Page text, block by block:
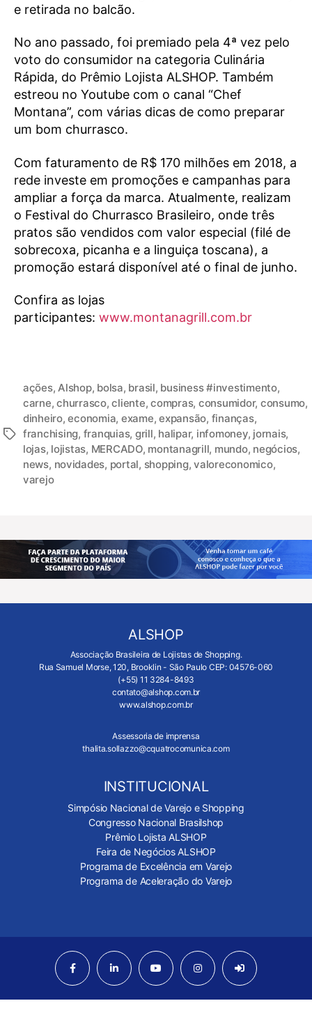
e retirada no balcão.
No ano passado, foi premiado pela 4ª vez pelo
voto do consumidor na categoria Culinária
Rápida, do Prêmio Lojista ALSHOP. Também
estreou no Youtube com o canal “Chef
Montana”, com várias dicas de como preparar
um bom churrasco.
Com faturamento de R$ 170 milhões em 2018, a
rede investe em promoções e campanhas para
ampliar a força da marca. Atualmente, realizam
o Festival do Churrasco Brasileiro, onde três
pratos são vendidos com valor especial (filé de
sobrecoxa, picanha e a linguiça toscana), a
promoção estará disponível até o final de junho.
Confira as lojas
participantes: www.montanagrill.com.br
ações,Alshop, bolsa, brasil, business #investimento,
carne,churrasco,cliente,compras, consumidor, consumo,
dinheiro,economia, exame,expansão, finanças,
franchising, franquias, grill, halipar, infomoney, jornais,
lojas, lojistas, MERCADO, montanagrill, mundo, negócios,
news, novidades, portal, shopping,valoreconomico,
varejo
ALSHOP
Associação Brasileira de Lojistas de Shopping.
Rua Samuel Morse, 120, Brooklin - São Paulo CEP: 04576-060
(+55) 11 3284-8493
contato@alshop.com.br
www.alshop.com.br
Assessoria de imprensa
thalita.sollazzo@cquatrocomunica.com
INSTITUCIONAL
Simpósio Nacional de Varejo e Shopping
Congresso Nacional Brasilshop
Prêmio Lojista ALSHOP
Feira de Negócios ALSHOP
Programa de Excelência em Varejo
Programa de Aceleração do Varejo